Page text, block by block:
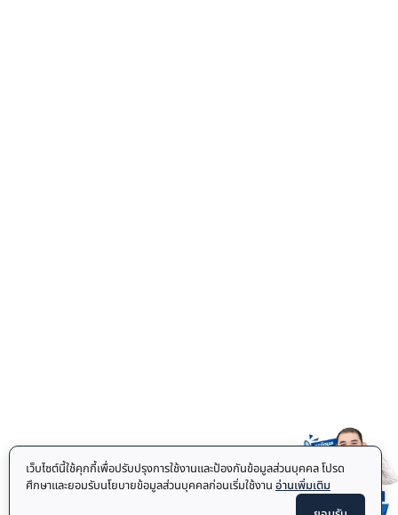
เว็บไซต์นี้ใช้คุกกี้เพื่อปรับปรุงการใช้งานและป้องกันข้อมูลส่วนบุคคล โปรด
ศึกษาและยอมรับนโยบายข้อมูลส่วนบุคคลก่อนเริ่มใช้งาน อ่านเพิ่มเติม